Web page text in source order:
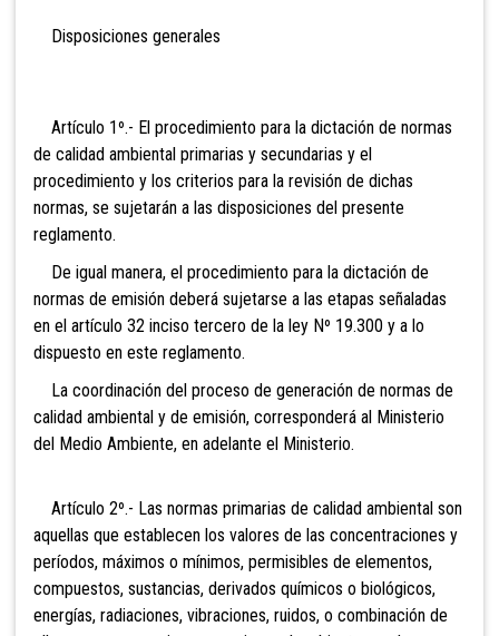
Disposiciones generales
Artículo 1º.- El procedimiento para la dictación de normas
de calidad ambiental primarias y secundarias y el
procedimiento y los criterios para la revisión de dichas
normas, se sujetarán a las disposiciones del presente
reglamento.
De igual manera, el procedimiento para la dictación de
normas de emisión deberá sujetarse a las etapas señaladas
en el artículo 32 inciso tercero de la ley Nº 19.300 y a lo
dispuesto en este reglamento.
La coordinación del proceso de generación de normas de
calidad ambiental y de emisión, corresponderá al Ministerio
del Medio Ambiente, en adelante el Ministerio.
Artículo 2º.- Las normas primarias de calidad ambiental son
aquellas que establecen los valores de las concentraciones y
períodos, máximos o mínimos, permisibles de elementos,
compuestos, sustancias, derivados químicos o biológicos,
energías, radiaciones, vibraciones, ruidos, o combinación de